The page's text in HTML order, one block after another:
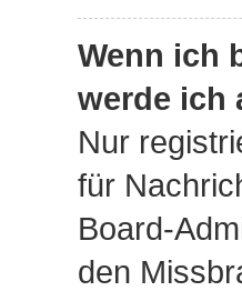
Wenn ich
werde ich
Nur
für
Board-
den